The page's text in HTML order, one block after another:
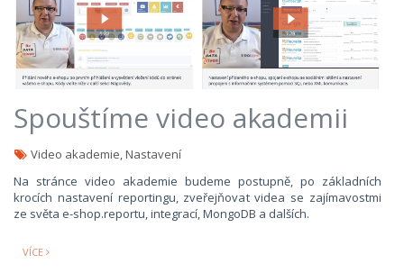
Spouštíme video akademii
Video akademie, Nastavení
Na stránce video akademie budeme postupně, po základních
krocích nastavení reportingu, zveřejňovat videa se zajímavostmi
ze světa e-shop.reportu, integrací, MongoDB a dalších.
VÍCE